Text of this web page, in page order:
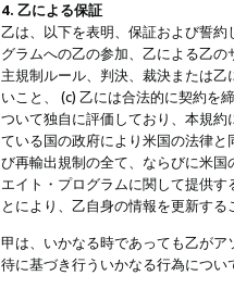
4. 乙による保証
乙は、以下を表明、保証および誓
グラムへの乙の参加、乙による乙
主規制ルール、判決、裁決または
いこと、 (c) 乙には合法的に契約を
ついて独自に評価しており、本規
ている国の政府により米国の法律
び再輸出規制の全て、ならびに米
エイト・プログラムに関して提供
とにより、乙自身の情報を更新する
甲は、いかなる時であっても乙が
待に基づき行ういかなる行為につい